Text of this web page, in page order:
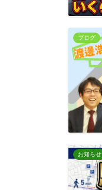
ブログ
お知らせ